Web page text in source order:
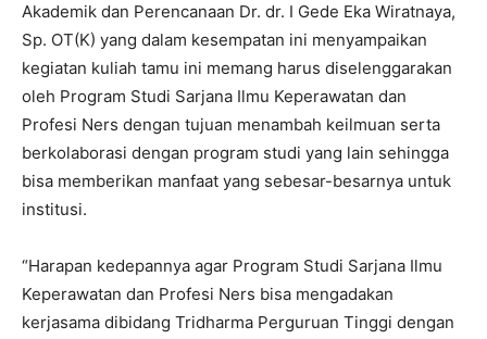
Akademik dan Perencanaan Dr. dr. I Gede Eka Wiratnaya,
Sp. OT(K) yang dalam kesempatan ini menyampaikan
kegiatan kuliah tamu ini memang harus diselenggarakan
oleh Program Studi Sarjana Ilmu Keperawatan dan
Profesi Ners dengan tujuan menambah keilmuan serta
berkolaborasi dengan program studi yang lain sehingga
bisa memberikan manfaat yang sebesar-besarnya untuk
institusi.
“Harapan kedepannya agar Program Studi Sarjana Ilmu
Keperawatan dan Profesi Ners bisa mengadakan
kerjasama dibidang Tridharma Perguruan Tinggi dengan